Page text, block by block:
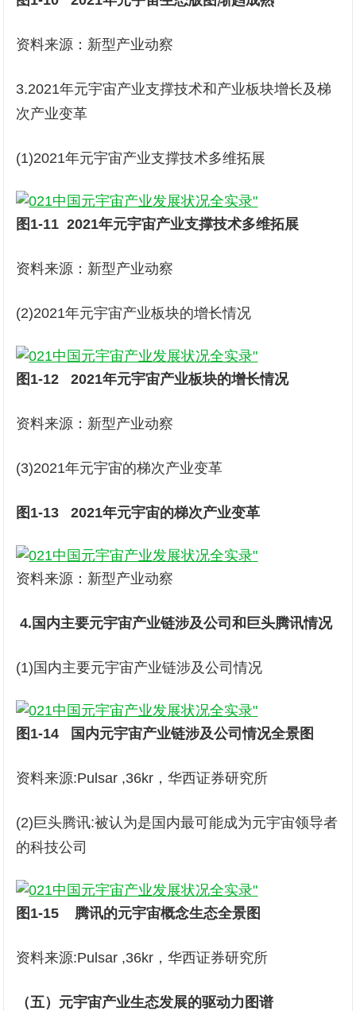
资料来源：新型产业动察
3.2021年元宇宙产业支撑技术和产业板块增长及梯
次产业变革
(1)2021年元宇宙产业支撑技术多维拓展
图1-112021年元宇宙产业支撑技术多维拓展
资料来源：新型产业动察
(2)2021年元宇宙产业板块的增长情况
图1-122021年元宇宙产业板块的增长情况
资料来源：新型产业动察
(3)2021年元宇宙的梯次产业变革
图1-132021年元宇宙的梯次产业变革
资料来源：新型产业动察
4.国内主要元宇宙产业链涉及公司和巨头腾讯情况
(1)国内主要元宇宙产业链涉及公司情况
图1-14 国内元宇宙产业链涉及公司情况全景图
资料来源:Pulsar ,36kr，华西证券研究所
(2)巨头腾讯:被认为是国内最可能成为元宇宙领导者
的科技公司
图1-15 腾讯的元宇宙概念生态全景图
资料来源:Pulsar ,36kr，华西证券研究所
（五）元宇宙产业生态发展的驱动力图谱